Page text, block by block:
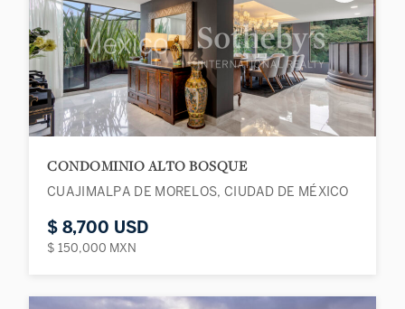
CONDOMINIO ALTO BOSQUE
CUAJIMALPA DE MORELOS, CIUDAD DE MÉXICO
$ 8,700 USD
$ 150,000 MXN